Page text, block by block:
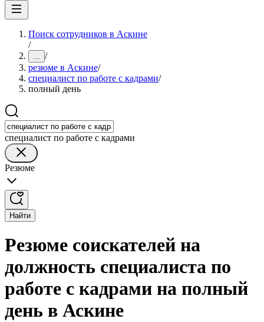
Поиск сотрудников в Аскине
/
... /
резюме в Аскине/
специалист по работе с кадрами/
полный день
специалист по работе с кадрами
Резюме
Найти
Резюме соискателей на
должность специалиста по
работе с кадрами на полный
день в Аскине